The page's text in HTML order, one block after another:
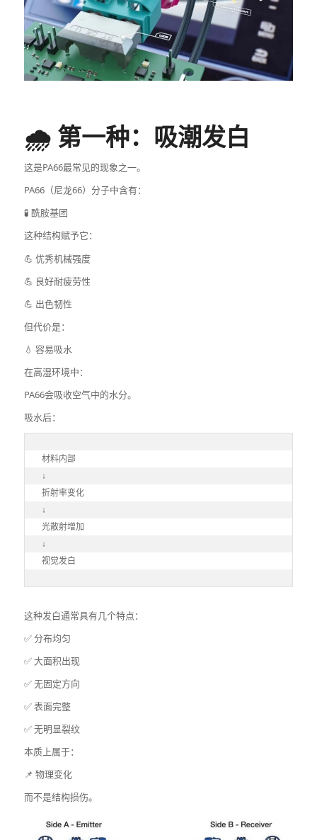
🌧️ 第一种：吸潮发白
这是PA66最常见的现象之一。
PA66（尼龙66）分子中含有：
🧪 酰胺基团
这种结构赋予它：
💪 优秀机械强度
💪 良好耐疲劳性
💪 出色韧性
但代价是：
💧 容易吸水
在高湿环境中：
PA66会吸收空气中的水分。
吸水后：
材料内部
↓
折射率变化
↓
光散射增加
↓
视觉发白
这种发白通常具有几个特点：
✅ 分布均匀
✅ 大面积出现
✅ 无固定方向
✅ 表面完整
✅ 无明显裂纹
本质上属于：
📌 物理变化
而不是结构损伤。